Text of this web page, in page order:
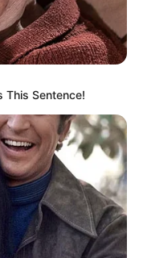
This Sentence!